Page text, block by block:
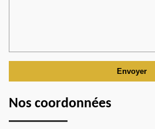
Nos coordonnées